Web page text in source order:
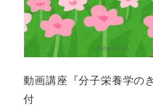
動画講座『分子栄養学の
付